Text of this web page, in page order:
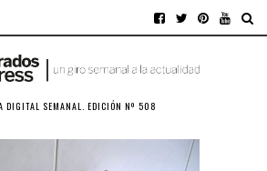
DIGITAL SEMANAL. EDICIÓN Nº 508